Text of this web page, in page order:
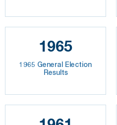
1965
1965 General Election
Results